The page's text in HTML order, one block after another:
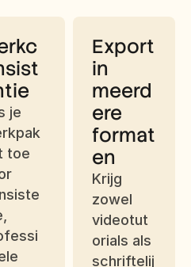
je
toe
Export
in
meerd
ere
format
en
Krijg
zowel
videotut
orials als
schriftelij